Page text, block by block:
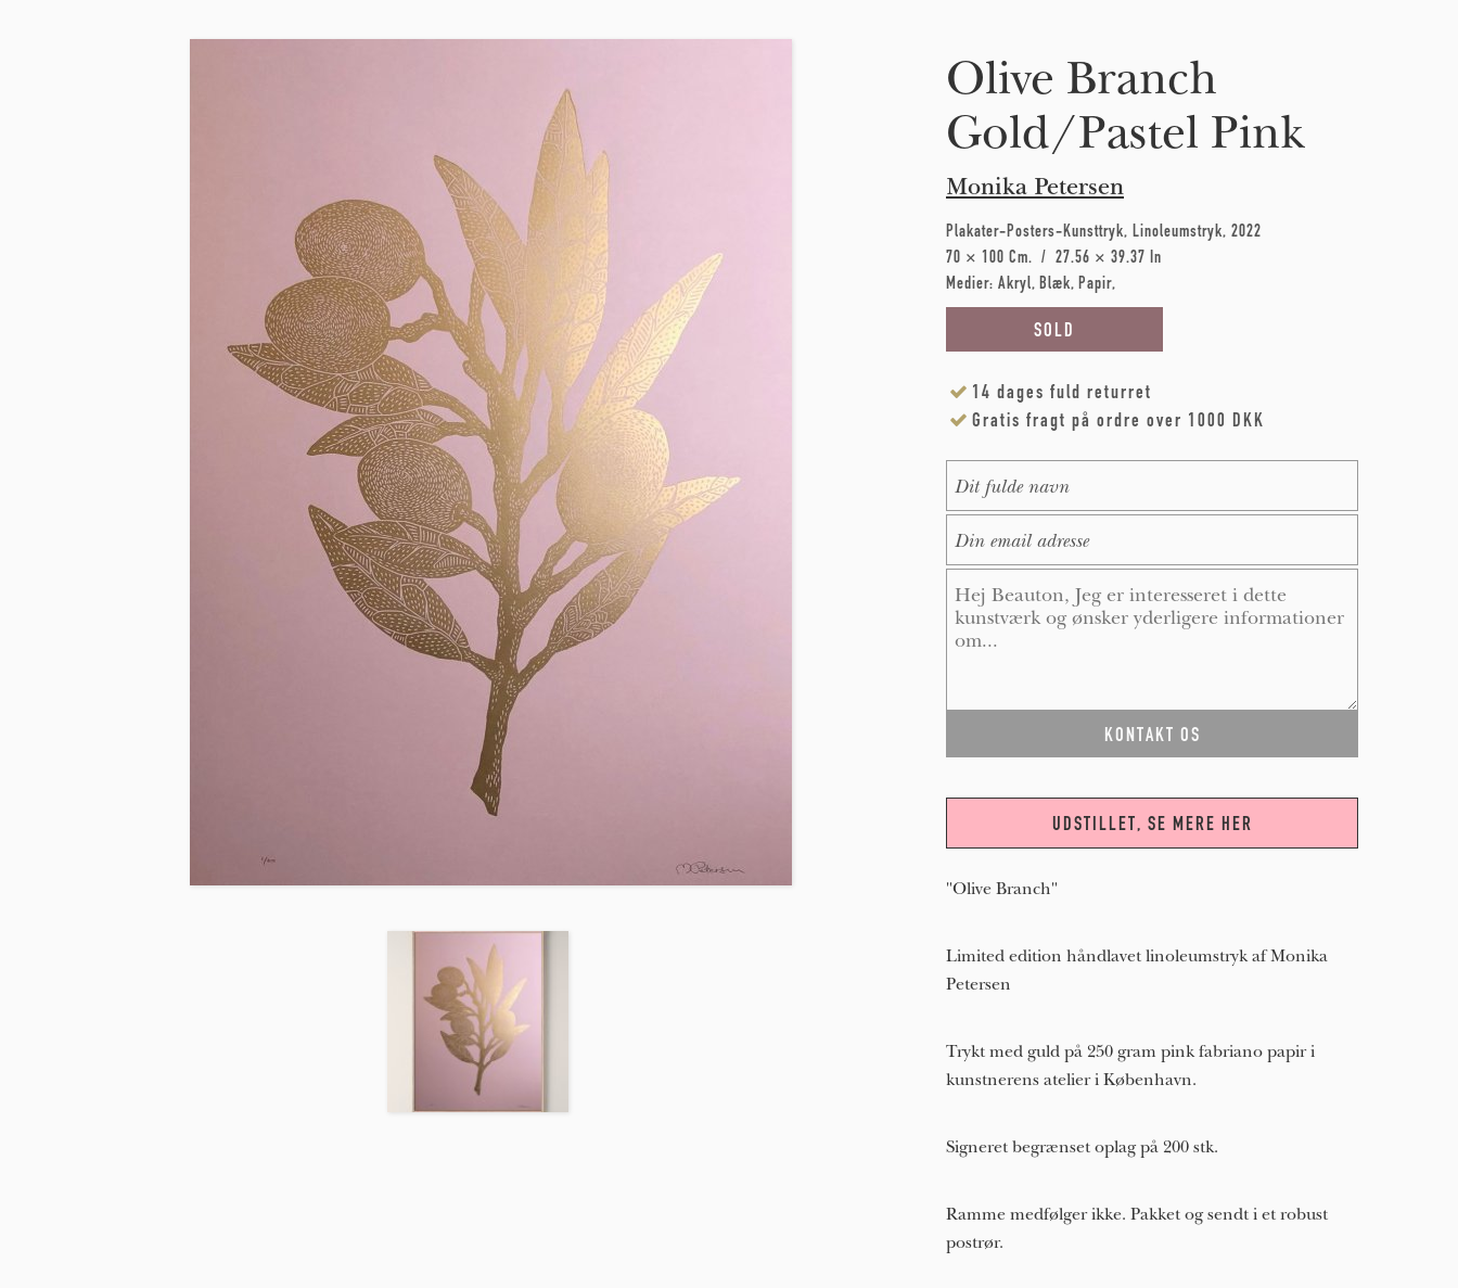
Olive Branch
Gold/Pastel Pink
Monika Petersen
Plakater-Posters-Kunsttryk Linoleumstryk 2022
70 × 100 Cm
27.56 × 39.37 In
Medier: Akryl Blæk Papir
14 dages fuld returret
Gratis fragt på ordre over 1000 DKK
UDSTILLET, SE MERE HER
"Olive Branch"
Limited edition håndlavet linoleumstryk af Monika
Petersen
Trykt med guld på 250 gram pink fabriano papir i
kunstnerens atelier i København.
Signeret begrænset oplag på 200 stk.
Ramme medfølger ikke. Pakket og sendt i et robust
postrør.